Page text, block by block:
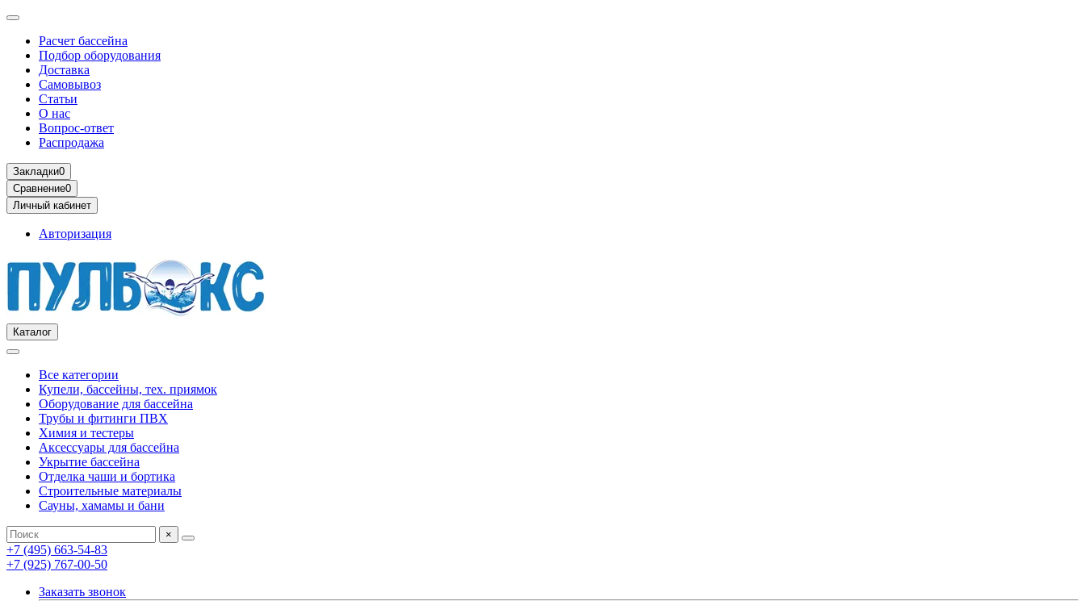
Расчет бассейна
Подбор оборудования
Доставка
Самовывоз
Статьи
О нас
Вопрос-ответ
Распродажа
Закладки0
Сравнение0
Личный кабинет
Авторизация
Каталог
Все категории
Купели, бассейны, тех. приямок
Оборудование для бассейна
Трубы и фитинги ПВХ
Химия и тестеры
Аксессуары для бассейна
Укрытие бассейна
Отделка чаши и бортика
Строительные материалы
Сауны, хамамы и бани
×
+7 (495) 663-54-83
+7 (925) 767-00-50
Заказать звонок